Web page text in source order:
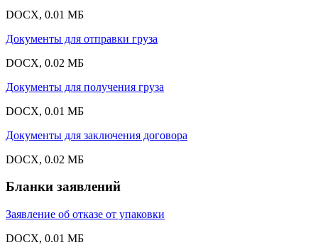
DOCX, 0.01 МБ
Документы для отправки груза
DOCX, 0.02 МБ
Документы для получения груза
DOCX, 0.01 МБ
Документы для заключения договора
DOCX, 0.02 МБ
Бланки заявлений
Заявление об отказе от упаковки
DOCX, 0.01 МБ